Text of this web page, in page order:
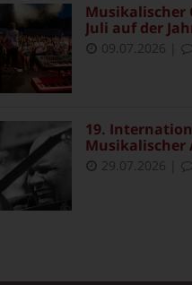
Musikalischer
Juli auf der
09.07.2026
19.
Musikalischer
29.07.2026